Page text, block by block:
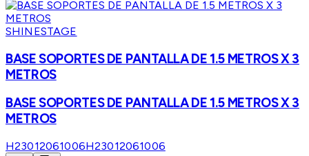
SHINESTAGE
BASE SOPORTES DE PANTALLA DE 1.5 METROS X 3
METROS
BASE SOPORTES DE PANTALLA DE 1.5 METROS X 3
METROS
H23012061006H23012061006